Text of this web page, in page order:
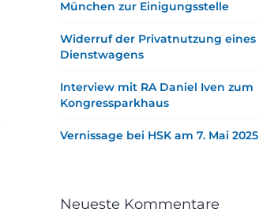
München zur Einigungsstelle
Widerruf der Privatnutzung eines
Dienstwagens
Interview mit RA Daniel Iven zum
Kongressparkhaus
Vernissage bei HSK am 7. Mai 2025
Neueste Kommentare